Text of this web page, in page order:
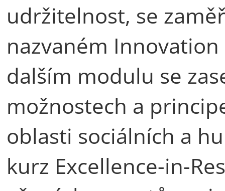
udržitelnost, se
nazvaném
dalším modulu se
možnostech a
oblasti sociálních a
kurz Excellence-in-